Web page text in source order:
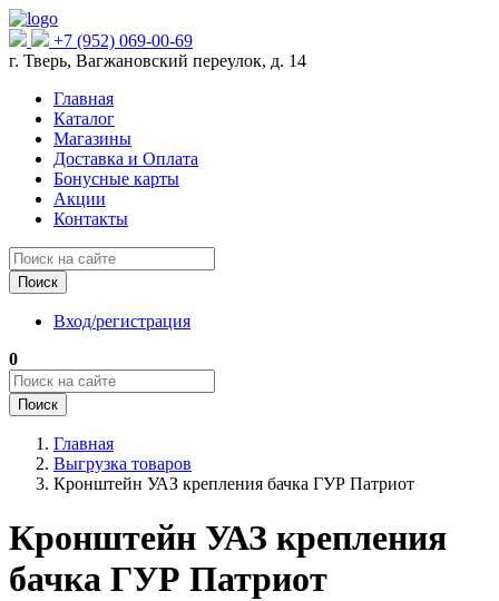
+7 (952) 069-00-69
г. Тверь, Вагжановский переулок, д. 14
Главная
Каталог
Магазины
Доставка и Оплата
Бонусные карты
Акции
Контакты
Поиск
Вход/регистрация
0
Поиск
Главная
Выгрузка товаров
Кронштейн УАЗ крепления бачка ГУР Патриот
Кронштейн УАЗ крепления
бачка ГУР Патриот